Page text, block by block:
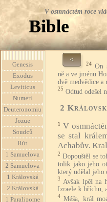
V osmnáctém roce
Bible
Genesis
Exodus
Leviticus
Numeri
Deuteronomiu
Jozue
Soudců
Rút
1 Samuelova
2 Samuelova
1 Královská
2 Královská
1 Paralipome
<
24 On
ně a ve jménu
dvě medvědice a
25 Odtud odešel
2
1
V
se stal
Achabův.
2 Dopouštěl se
tolik jako jeho
který udělal jeho
3 Avšak lpěl na
Izraele k hříchu,
4 Méša, král